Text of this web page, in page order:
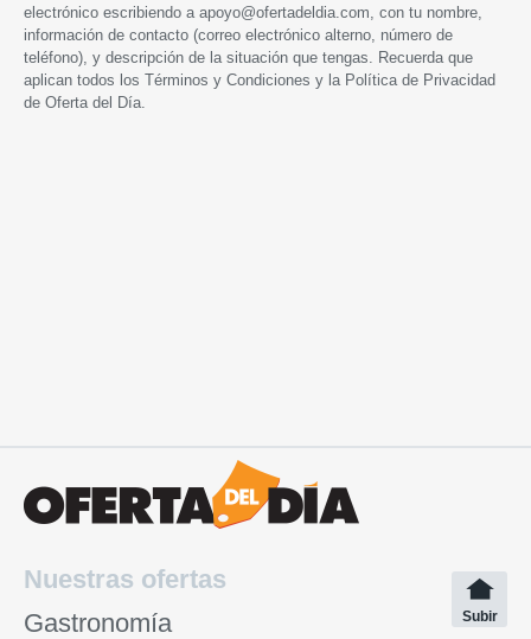
electrónico escribiendo a apoyo@ofertadeldia.com , con tu nombre,
información de contacto (correo electrónico alterno, número de
teléfono), y descripción de la situación que tengas. Recuerda que
aplican todos los Términos y Condiciones y la Política de Privacidad
de Oferta del Día.
Nuestras ofertas
Gastronomía
Subir